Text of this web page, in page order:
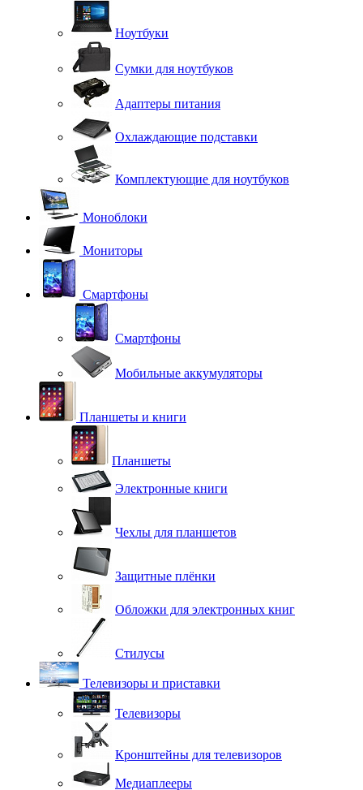
Ноутбуки
Сумки для ноутбуков
Адаптеры питания
Охлаждающие подставки
Комплектующие для ноутбуков
Моноблоки
Мониторы
Смартфоны
Смартфоны
Мобильные аккумуляторы
Планшеты и книги
Планшеты
Электронные книги
Чехлы для планшетов
Защитные плёнки
Обложки для электронных книг
Стилусы
Телевизоры и приставки
Телевизоры
Кронштейны для телевизоров
Медиаплееры